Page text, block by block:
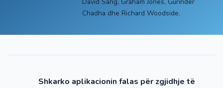
Chadha dhe Richard Woodside.
Shkarko aplikacionin falas për zgjidhje të